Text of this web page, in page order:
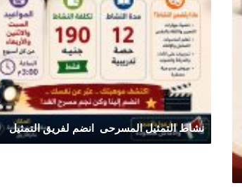
نشاط التمثيل المسرحى انضم لفريق التمثيل